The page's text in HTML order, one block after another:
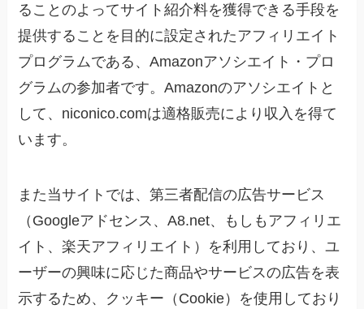
ることのよってサイト紹介料を獲得できる手段を
提供することを目的に設定されたアフィリエイト
プログラムである、Amazonアソシエイト・プロ
グラムの参加者です。Amazonのアソシエイトと
して、niconico.comは適格販売により収入を得て
います。
また当サイトでは、第三者配信の広告サービス
（Googleアドセンス、A8.net、もしもアフィリエ
イト、楽天アフィリエイト）を利用しており、ユ
ーザーの興味に応じた商品やサービスの広告を表
示するため、クッキー（Cookie）を使用しており